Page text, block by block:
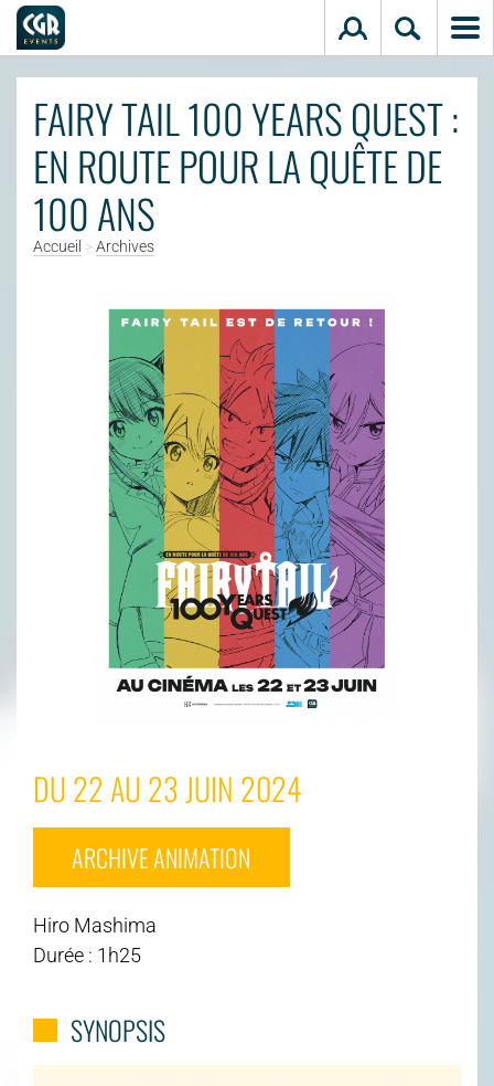
FAIRY TAIL 100 YEARS QUEST :
EN ROUTE POUR LA QUÊTE DE
100 ANS
Accueil >Archives
DU 22 AU 23 JUIN 2024
ARCHIVE ANIMATION
Hiro Mashima
Durée : 1h25
SYNOPSIS